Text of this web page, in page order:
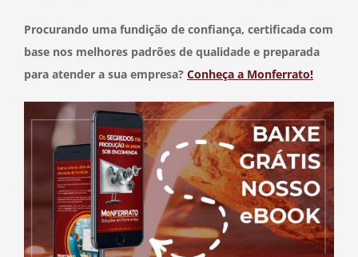
Procurando uma fundição de confiança, certificada com
base nos melhores padrões de qualidade e preparada
para atender a sua empresa? Conheça a Monferrato!